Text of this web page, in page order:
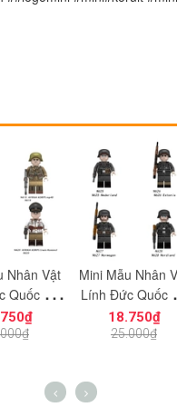
Nhân Vật
Quốc Xã
Nam
N620 Mô
Mini Mẫu Nhân
Lính Đức Quốc
Trong Thế Chiến
N625 - N628 Đồ
18.750₫
25.000₫